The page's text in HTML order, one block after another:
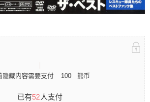
隐藏内容需要支付 100 熊币
已有52人支付